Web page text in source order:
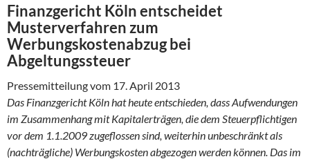
Finanzgericht Köln entscheidet
Musterverfahren zum
Werbungskostenabzug bei
Abgeltungssteuer
Pressemitteilung vom 17. April 2013
Das Finanzgericht Köln hat heute entschieden, dass Aufwendungen
im Zusammenhang mit Kapitalerträgen, die dem Steuerpflichtigen
vor dem 1.1.2009 zugeflossen sind, weiterhin unbeschränkt als
(nachträgliche) Werbungskosten abgezogen werden können. Das im